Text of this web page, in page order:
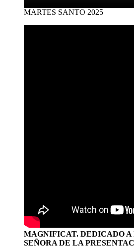
MARTES SANTO 2025
MAGNIFICAT. DEDICADO A
SEÑORA DE LA